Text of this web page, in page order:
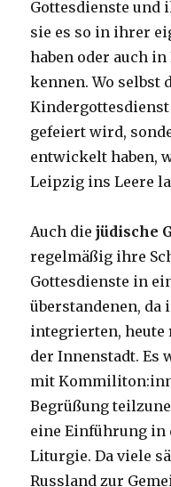
Gottesdienste und
sie es so in ihrer
haben oder auch
kennen. Wo selbst
gefeiert wird,
entwickelt haben,
Leipzig ins Leere
Auch diejüdische
regelmäßig ihre
Gottesdienste in
überstandenen, da
integrierten, heute
der Innenstadt. Es
mit
Begrüßung
eine Einführung in
Liturgie. Da viele
Russland zur